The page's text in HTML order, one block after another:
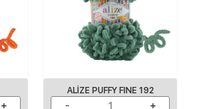
ALIZE PUFFY FINE 192